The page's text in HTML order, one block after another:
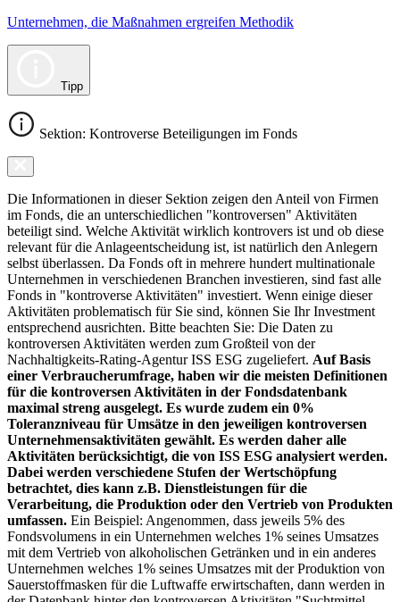
Unternehmen, die Maßnahmen ergreifen Methodik
Tipp
Sektion: Kontroverse Beteiligungen im Fonds
Die Informationen in dieser Sektion zeigen den Anteil von Firmen
im Fonds, die an unterschiedlichen "kontroversen" Aktivitäten
beteiligt sind. Welche Aktivität wirklich kontrovers ist und ob diese
relevant für die Anlageentscheidung ist, ist natürlich den Anlegern
selbst überlassen. Da Fonds oft in mehrere hundert multinationale
Unternehmen in verschiedenen Branchen investieren, sind fast alle
Fonds in "kontroverse Aktivitäten" investiert. Wenn einige dieser
Aktivitäten problematisch für Sie sind, können Sie Ihr Investment
entsprechend ausrichten. Bitte beachten Sie: Die Daten zu
kontroversen Aktivitäten werden zum Großteil von der
Nachhaltigkeits-Rating-Agentur ISS ESG zugeliefert. Auf Basis
einer Verbraucherumfrage, haben wir die meisten Definitionen
für die kontroversen Aktivitäten in der Fondsdatenbank
maximal streng ausgelegt. Es wurde zudem ein 0%
Toleranzniveau für Umsätze in den jeweiligen kontroversen
Unternehmensaktivitäten gewählt. Es werden daher alle
Aktivitäten berücksichtigt, die von ISS ESG analysiert werden.
Dabei werden verschiedene Stufen der Wertschöpfung
betrachtet, dies kann z.B. Dienstleistungen für die
Verarbeitung, die Produktion oder den Vertrieb von Produkten
umfassen. Ein Beispiel: Angenommen, dass jeweils 5% des
Fondsvolumens in ein Unternehmen welches 1% seines Umsatzes
mit dem Vertrieb von alkoholischen Getränken und in ein anderes
Unternehmen welches 1% seines Umsatzes mit der Produktion von
Sauerstoffmasken für die Luftwaffe erwirtschaften, dann werden in